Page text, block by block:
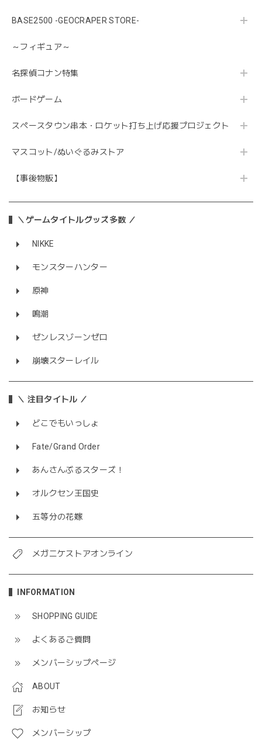
BASE2500 -GEOCRAPER STORE-
～フィギュア～
名探偵コナン特集
ボードゲーム
スペースタウン串本・ロケット打ち上げ応援プロジェクト
マスコット/ぬいぐるみストア
【事後物販】
＼ゲームタイトルグッズ多数 ／
NIKKE
モンスターハンター
原神
鳴潮
ゼンレスゾーンゼロ
崩壊スターレイル
＼ 注目タイトル ／
どこでもいっしょ
Fate/Grand Order
あんさんぶるスターズ！
オルクセン王国史
五等分の花嫁
メガニケストアオンライン
INFORMATION
SHOPPING GUIDE
よくあるご質問
メンバーシップページ
ABOUT
お知らせ
メンバーシップ